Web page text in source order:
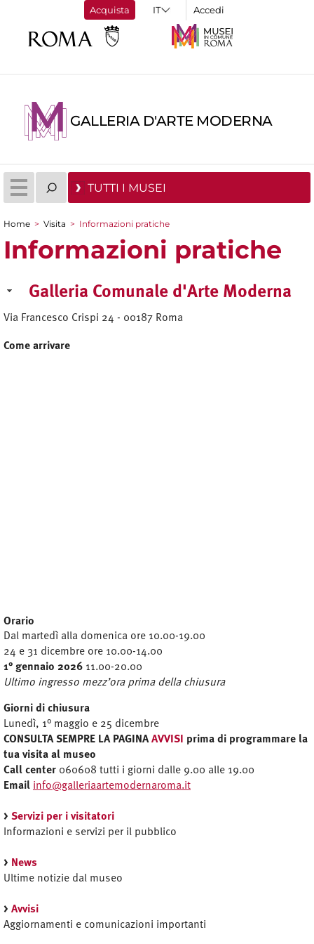
Acquista Accedi
GALLERIA D'ARTE MODERNA
TUTTI I MUSEI
Tu sei qui
Home > Visita > Informazioni pratiche
Informazioni pratiche
Galleria Comunale d'Arte Moderna
Via Francesco Crispi 24 - 00187 Roma
Come arrivare
Orario
Dal martedì alla domenica ore 10.00-19.00
24 e 31 dicembre ore 10.00-14.00
1° gennaio 2026 11.00-20.00
Ultimo ingresso mezz’ora prima della chiusura
Giorni di chiusura
Lunedì, 1° maggio e 25 dicembre
CONSULTA SEMPRE LA PAGINAAVVISI
prima di programmare la
tua visita al museo
Call center 060608 tutti i giorni dalle 9.00 alle 19.00
Email info@galleriaartemodernaroma.it
> Servizi per i visitatori
Informazioni e servizi per il pubblico
> News
Ultime notizie dal museo
> Avvisi
Aggiornamenti e comunicazioni importanti